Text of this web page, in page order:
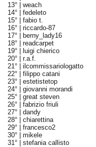
13° | weach
14° | fedeleto
15° | fabio t.
16° | riccardo-87
17° |
berny_lady16
18° | readcarpet
19° |
luigi chierico
20° | r.a.f.
21° | ilcommissariologatto
22° | filippo catani
23° | estetistetop
24° | giovanni morandi
25° | great steven
26° | fabrizio friuli
27° | dandy
28° | chiarettina
29° | francesco2
30° | mikele
31° | stefania callisto